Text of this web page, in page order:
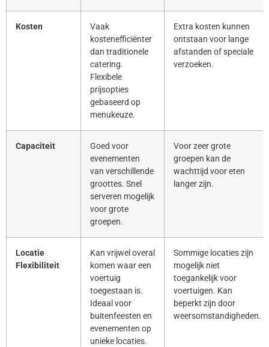
Kosten
Vaak
kostenefficiënter
dan traditionele
catering.
Flexibele
prijsopties
gebaseerd op
menukeuze.
Extra kosten kunnen
ontstaan voor lange
afstanden of speciale
verzoeken.
Capaciteit
Goed voor
evenementen
van verschillende
groottes. Snel
serveren mogelijk
voor grote
groepen.
Voor zeer grote
groepen kan de
wachttijd voor eten
langer zijn.
Locatie
Flexibiliteit
Kan vrijwel overal
komen waar een
voertuig
toegestaan is.
Ideaal voor
buitenfeesten en
evenementen op
unieke locaties.
Sommige locaties zijn
mogelijk niet
toegankelijk voor
voertuigen. Kan
beperkt zijn door
weersomstandigheden.